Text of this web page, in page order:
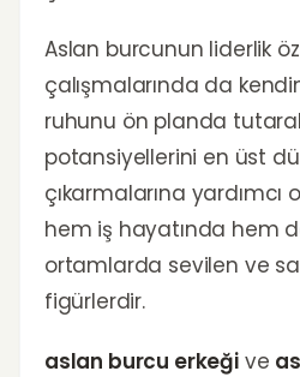
Aslan burcunun liderlik
çalışmalarında da
ruhunu ön planda
potansiyellerini en üst
çıkarmalarına yardımcı
hem iş hayatında hem
ortamlarda sevilen ve
figürlerdir.
aslan burcu erkeğive